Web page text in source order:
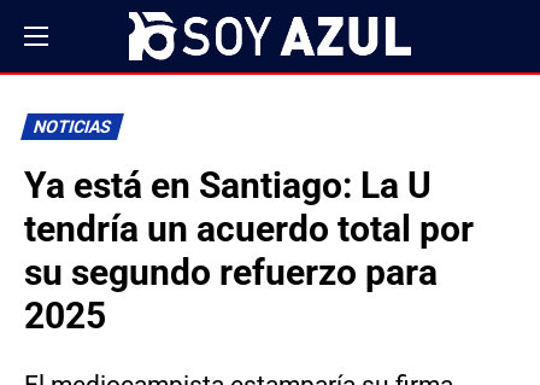
NOTICIAS
Ya está en Santiago: La U
tendría un acuerdo total por
su segundo refuerzo para
2025